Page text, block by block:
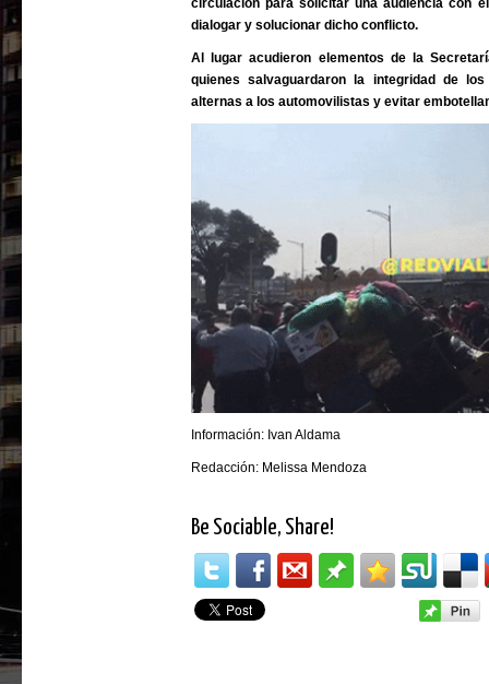
circulación para solicitar una audiencia con
dialogar y solucionar dicho conflicto.
Al lugar acudieron elementos de la
quienes salvaguardaron la integridad de
alternas a los automovilistas y evitar
Información: Ivan Aldama
Redacción: Melissa Mendoza
Be Sociable, Share!